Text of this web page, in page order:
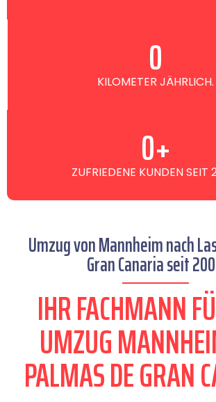
KILOMETER JÄHRLICH.
0
ZUFRIEDENE KUNDEN SEIT
0+
Umzug von Mannheim nach
Gran Canaria seit
IHR FACHMANN
UMZUG
PALMAS DE GRAN